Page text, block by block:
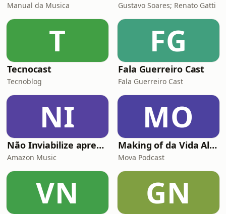
Manual da Musica Gustavo Soares; Renato Gatti
T
Tecnocast
Tecnoblog
FG
Fala Guerreiro Cast
Fala Guerreiro Cast
NI
Não Inviabilize apresenta: Histórias da Firma
Amazon Music
MO
Making of da Vida Alheia - Mova
Mova Podcast
VN GN